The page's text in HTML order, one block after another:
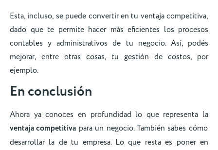
Esta, incluso, se puede convertir en tu ventaja competitiva,
dado que te permite hacer más eficientes los procesos
contables y administrativos de tu negocio. Así, podés
mejorar, entre otras cosas, tu gestión de costos, por
ejemplo.
En conclusión
Ahora ya conoces en profundidad lo que representa la
ventaja competitiva para un negocio. También sabes cómo
desarrollar la de tu empresa. Lo que resta es poner en